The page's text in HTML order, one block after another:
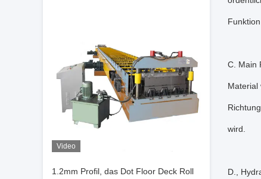
Video
1.2mm Profil, das Dot Floor Deck Roll
C. Main
Material
wird.
D.,